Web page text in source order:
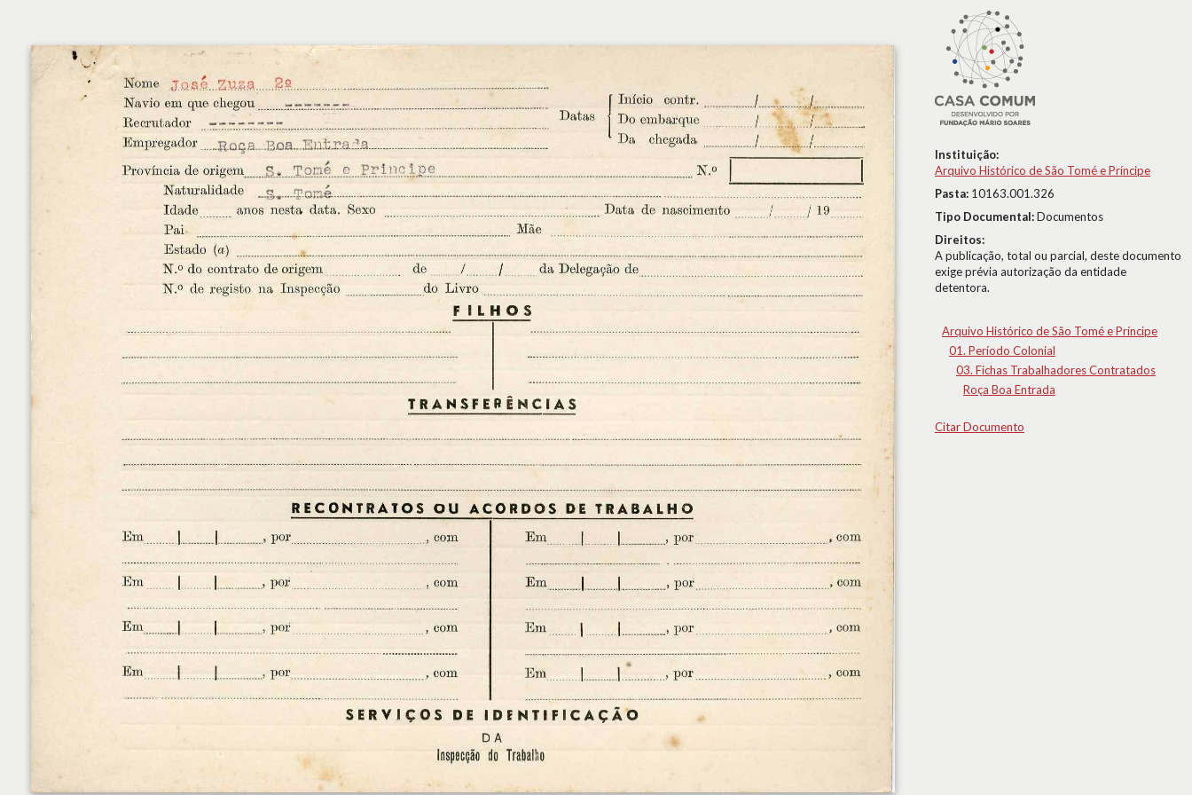
Instituição:
Arquivo Histórico de São Tomé e Príncipe
Pasta: 10163.001.326
Tipo Documental:Documentos
Direitos:
A publicação, total ou parcial, deste documento
exige prévia autorização da entidade
detentora.
Arquivo Histórico de São Tomé e Príncipe
01. Período Colonial
03. Fichas Trabalhadores Contratados
Roça Boa Entrada
Citar Documento